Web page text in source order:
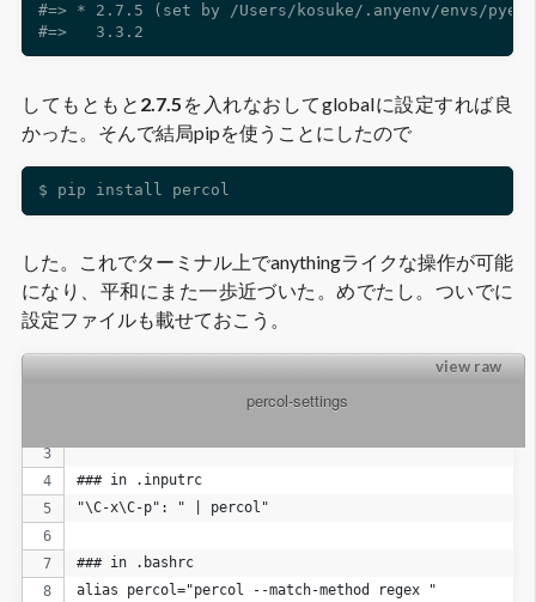
#=> * 2.7.5 (set by /Users/kosuke/.anyenv/envs/
してもともと 2.7.5 を入れなおしてglobalに設定すれば良
かった。そんで結局pipを使うことにしたので
した。これでターミナル上でanythingライクな操作が可能
になり、平和にまた一歩近づいた。めでたし。ついでに
設定ファイルも載せておこう。
### in .inputrc
"\C-x\C-p": " | percol"
### in .bashrc
alias percol="percol --match-method regex "
view raw